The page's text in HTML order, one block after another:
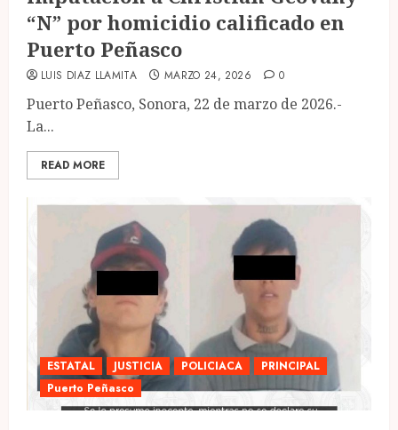
“N” por homicidio calificado en
Puerto Peñasco
LUIS DIAZ LLAMITA MARZO 24, 2026 0
Puerto Peñasco, Sonora, 22 de marzo de 2026.-
La...
READ MORE
ESTATAL JUSTICIA POLICIACA
PRINCIPAL
Puerto Peñasco